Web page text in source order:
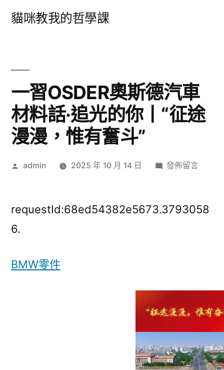
貓咪教我的哲學課
一習OSDER奧斯德汽車
材料話·追光的你丨“征途
漫漫，惟有奮斗”
作
admin 2025 年 10 月 14 日
在
OSDER
材
料
話
·
追
光
發佈留言
requestId:68ed54382e5673.3793058
6.
BMW零件